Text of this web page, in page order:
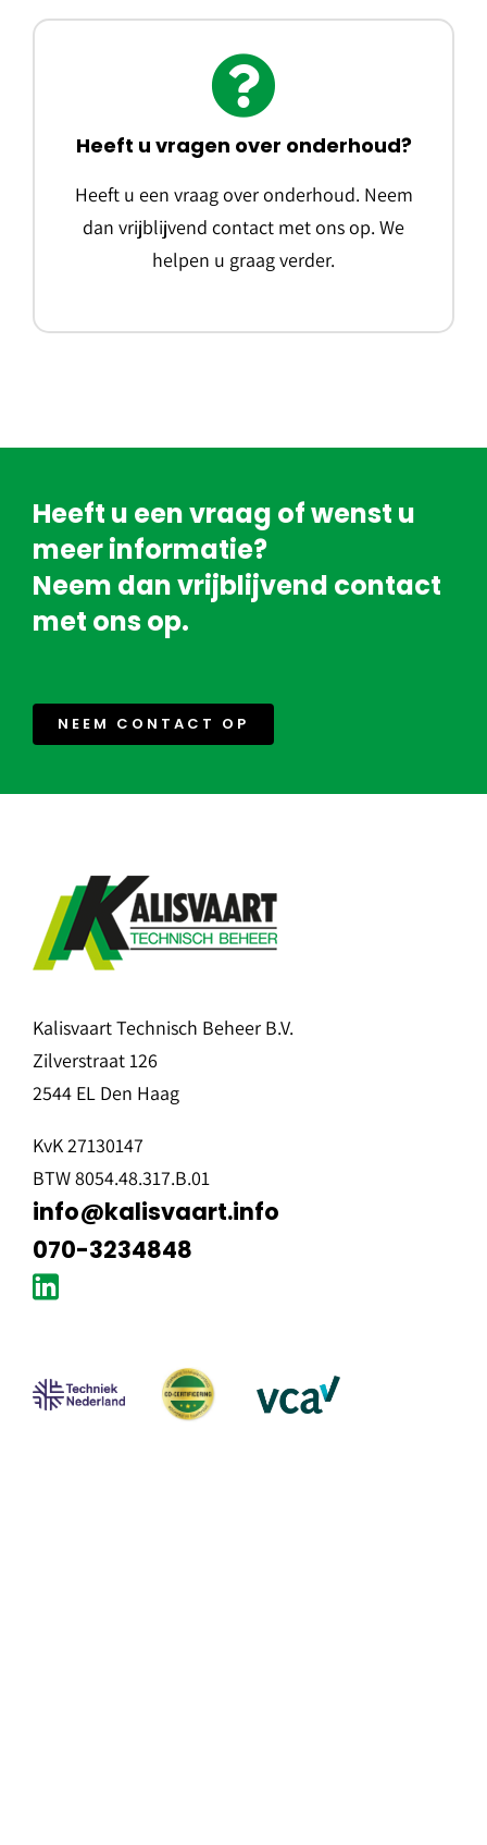
Heeft u vragen over onderhoud?
Heeft u een vraag over onderhoud. Neem
dan vrijblijvend contact met ons op. We
helpen u graag verder.
Heeft u een vraag of wenst u
meer informatie?
Neem dan vrijblijvend contact
met ons op.
NEEM CONTACT OP
Kalisvaart Technisch Beheer B.V.
Zilverstraat 126
2544 EL Den Haag
KvK 27130147
BTW 8054.48.317.B.01
info@kalisvaart.info
070-3234848